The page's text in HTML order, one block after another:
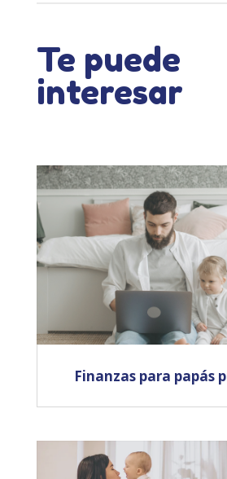
Te puede
interesar
Finanzas para papás